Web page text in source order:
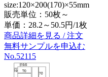
size:120×200(170)×55mm
販売単位：50枚～
単価： 28.2～50.5円/1枚
商品詳細を見る / 注文
無料サンプルを申込む
No.52115